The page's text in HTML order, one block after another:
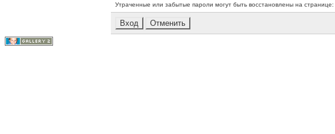
Утраченные или забытые пароли могут быть восстановлены на странице: